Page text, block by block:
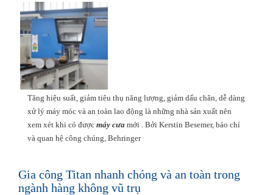
Tăng hiệu suất, giảm tiêu thụ năng lượng, giảm dấu chân, dễ dàng
xử lý máy móc và an toàn lao động là những nhà sản xuất nên
xem xét khi có được máy cưa mới . Bởi Kerstin Besemer, báo chí
và quan hệ công chúng, Behringer
Gia công Titan nhanh chóng và an toàn trong
ngành hàng không vũ trụ